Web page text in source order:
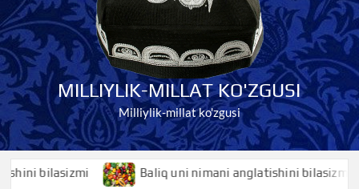
MILLIYLIK-MILLAT KO'ZGUSI
Milliylik-millat ko'zgusi
bilasizmi Baliq uni nimani anglatishini bilasizmi